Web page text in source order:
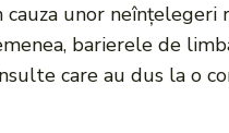
unor
barierele de
care au dus la o